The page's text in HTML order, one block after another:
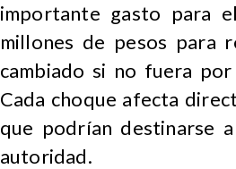
importante gasto para
millones de pesos para
cambiado si no fuera
Cada choque afecta
que podrían destinarse
autoridad.